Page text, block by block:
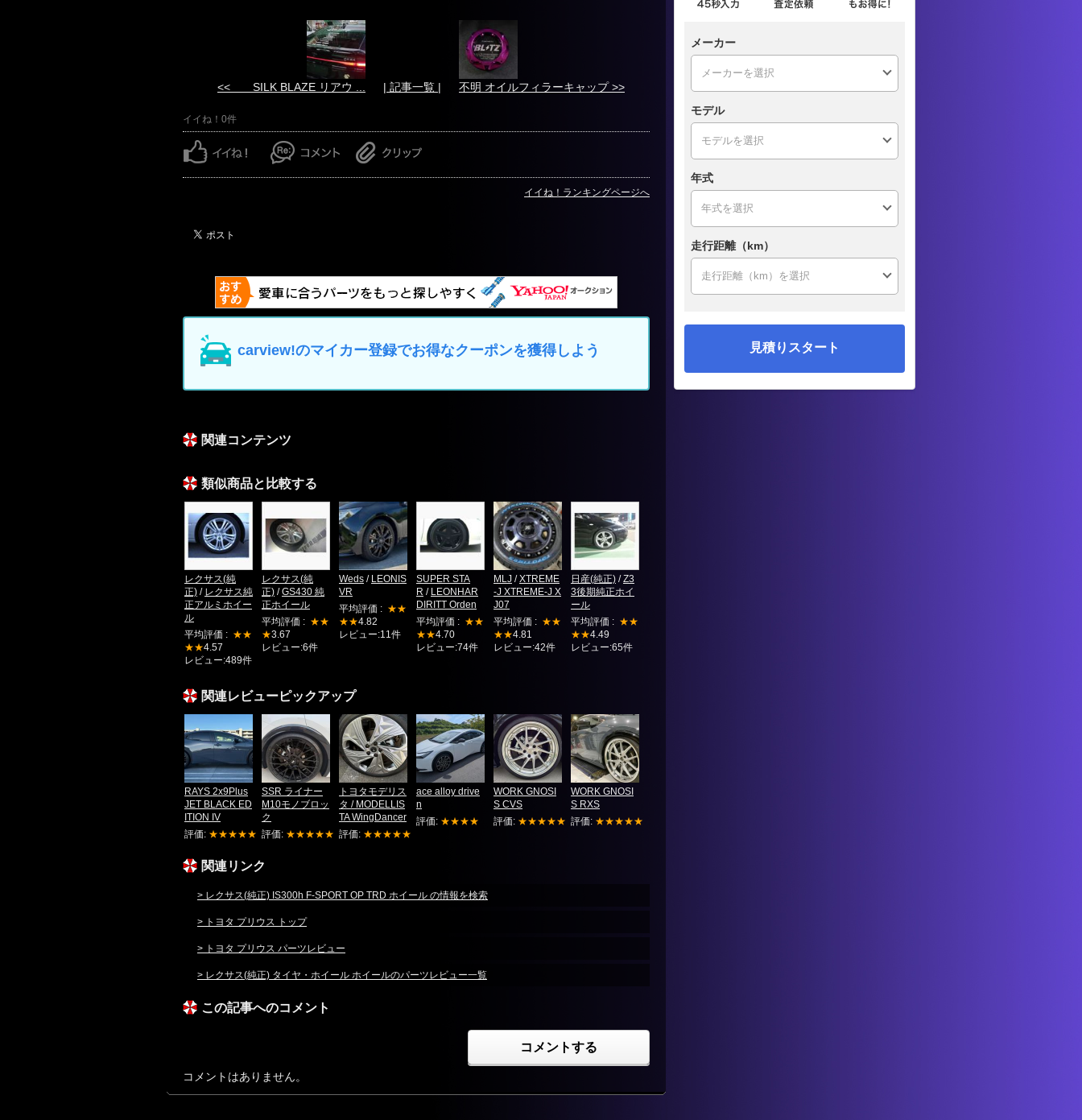
<< SILK BLAZE リアウ ... | 記事一覧 | 不明 オイルフィラーキャップ >>
イイね！0件
イイね！ランキングページへ
carview!のマイカー登録でお得なクーポンを獲得しよう
関連コンテンツ
類似商品と比較する
レクサス(純
正) / レクサス純
正アルミホイー
ル
平均評価 : ★★
★★4.57
レビュー:489件
レクサス(純
正) /GS430 純
正ホイール
平均評価 : ★★
★3.67
レビュー:6件
Weds / LEONIS
VR
平均評価 : ★★
★★4.82
レビュー:11件
SUPER STA
R / LEONHAR
DIRITT Orden
平均評価 : ★★
★★4.70
レビュー:74件
MLJ /XTREME
-J XTREME-J X
J07
平均評価 : ★★
★★4.81
レビュー:42件
日産(純正) /Z3
3後期純正ホイ
ール
平均評価 : ★★
★★4.49
レビュー:65件
関連レビューピックアップ
RAYS 2x9Plus
JET BLACK ED
ITION IV
評価: ★★★★★
SSR ライナー
M10モノブロッ
ク
評価: ★★★★★
トヨタモデリス
タ / MODELLIS
TA WingDancer
評価: ★★★★★
ace alloy drive
n
評価: ★★★★
WORK GNOSI
S CVS
評価: ★★★★★
WORK GNOSI
S RXS
評価: ★★★★★
関連リンク
> レクサス(純正) IS300h F-SPORT OP TRD ホイール の情報を検索
> トヨタ プリウス トップ
> トヨタ プリウス パーツレビュー
> レクサス(純正) タイヤ・ホイール ホイールのパーツレビュー一覧
この記事へのコメント
コメントする
コメントはありません。
メーカー
モデル
年式
走行距離（km）
見積りスタート